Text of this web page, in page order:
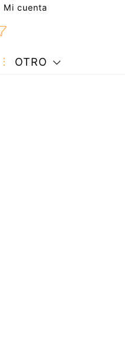
Mi cuenta
OTRO